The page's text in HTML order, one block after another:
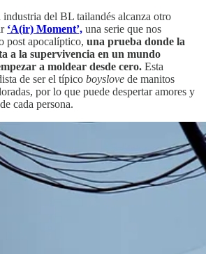
del BL tailandés alcanza otro
‘A(ir) Moment’, una serie que nos
post apocalíptico, una prueba donde la
a la supervivencia en un mundo
a moldear desde cero. Esta
de ser el típico boyslove de manitos
por lo que puede despertar amores y
cada persona.